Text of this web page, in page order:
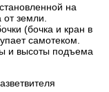
на
земли.
(бочка и кран в
самотеком.
и высоты подъема